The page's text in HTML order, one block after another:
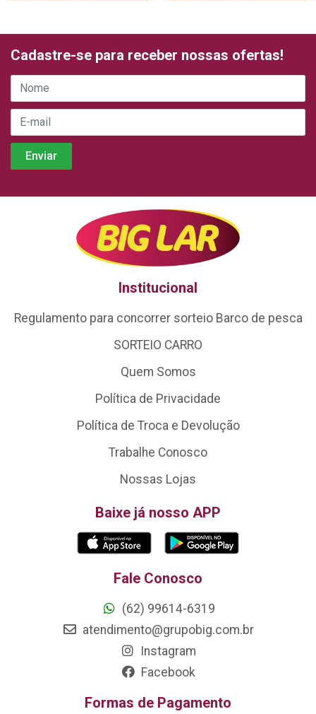
Cadastre-se para receber nossas ofertas!
Institucional
Regulamento para concorrer sorteio Barco de pesca
SORTEIO CARRO
Quem Somos
Política de Privacidade
Política de Troca e Devolução
Trabalhe Conosco
Nossas Lojas
Baixe já nosso APP
Fale Conosco
(62) 99614-6319
atendimento@grupobig.com.br
Instagram
Facebook
Formas de Pagamento